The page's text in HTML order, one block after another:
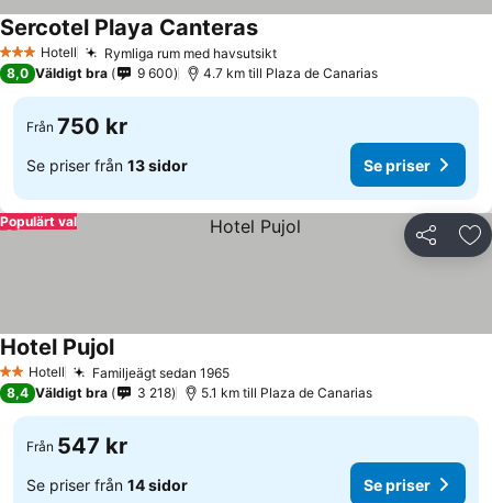
3 StjärnorHotell Rymliga rum med havsutsikt
Sercotel Playa Canteras
8,0 Väldigt bra 9 600 4.7 km till Plaza de Canarias
Från 750 kr
Se priser från 13 sidor Se priser
Dela
Populärt val
2 Stjärnor
Hotell Familjeägt sedan 1965
Hotel Pujol
8,4 Väldigt bra 3 218 5.1 km till Plaza de Canarias
Från 547 kr
Se priser från 14 sidor Se priser